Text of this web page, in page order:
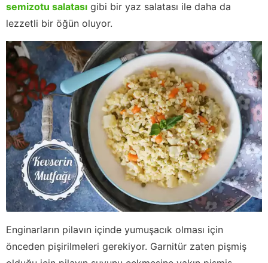
semizotu salatası gibi bir yaz salatası ile daha da
lezzetli bir öğün oluyor.
Enginarların pilavın içinde yumuşacık olması için
önceden pişirilmeleri gerekiyor. Garnitür zaten pişmiş